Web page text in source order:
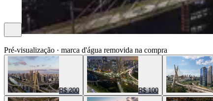
Pré-visualização · marca d'água removida na compra
R$ 200 R$ 100